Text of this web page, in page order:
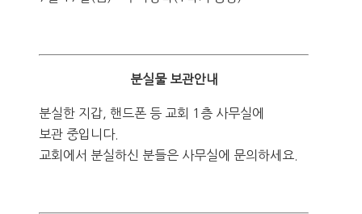
분실물 보관안내
분실한 지갑, 핸드폰 등 교회 1층 사무실에
보관 중입니다.
교회에서 분실하신 분들은 사무실에 문의하세요.